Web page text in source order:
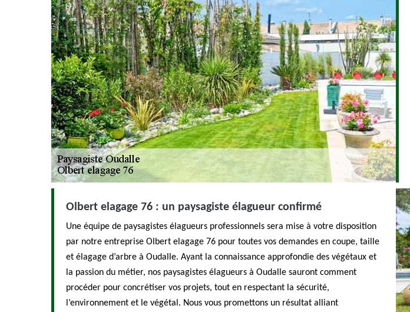
Olbert elagage 76 : un paysagiste élagueur confirmé
Une équipe de paysagistes élagueurs professionnels sera mise à votre disposition
par notre entreprise Olbert elagage 76 pour toutes vos demandes en coupe, taille
et élagage d’arbre à Oudalle. Ayant la connaissance approfondie des végétaux et
la passion du métier, nos paysagistes élagueurs à Oudalle sauront comment
procéder pour concrétiser vos projets, tout en respectant la sécurité,
l’environnement et le végétal. Nous vous promettons un résultat alliant